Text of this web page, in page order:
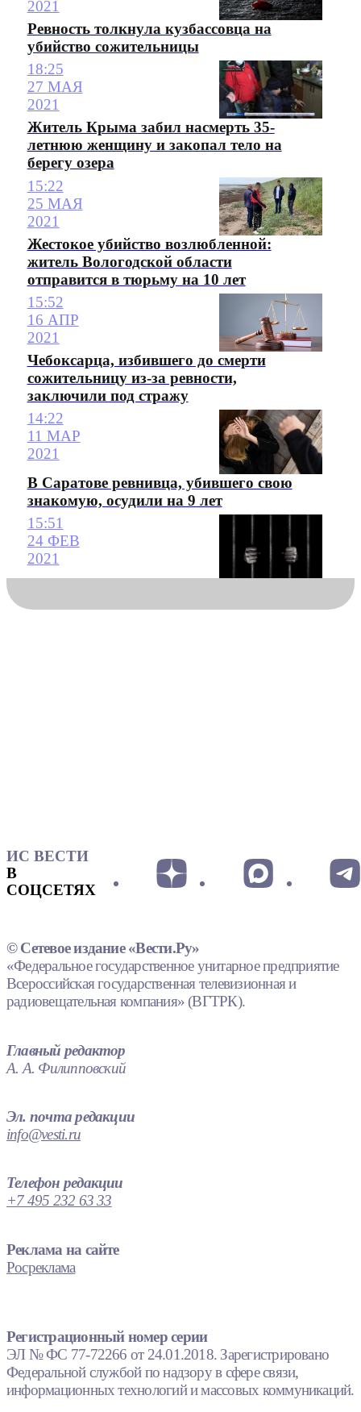
2021
Ревность толкнула кузбассовца на
убийство сожительницы
18:25
27 МАЯ
2021
Житель Крыма забил насмерть 35-
летнюю женщину и закопал тело на
берегу озера
15:22
25 МАЯ
2021
Жестокое убийство возлюбленной:
житель Вологодской области
отправится в тюрьму на 10 лет
15:52
16 АПР
2021
Чебоксарца, избившего до смерти
сожительницу из-за ревности,
заключили под стражу
14:22
11 МАР
2021
В Саратове ревнивца, убившего свою
знакомую, осудили на 9 лет
15:51
24 ФЕВ
2021
ИС ВЕСТИ
В
СОЦСЕТЯХ
© Сетевое издание «Вести.Ру»
«Федеральное государственное унитарное предприятие
Всероссийская государственная телевизионная и
радиовещательная компания» (ВГТРК).
Главный редактор
А. А. Филипповский
Эл. почта редакции
info@vesti.ru
Телефон редакции
+7 495 232 63 33
Реклама на сайте
Росреклама
Регистрационный номер серии
ЭЛ № ФС 77-72266 от 24.01.2018. Зарегистрировано
Федеральной службой по надзору в сфере связи,
информационных технологий и массовых коммуникаций.